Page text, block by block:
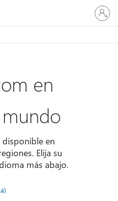
Iniciar
sesión
en
cuenta
en
en
Elija su
más abajo.